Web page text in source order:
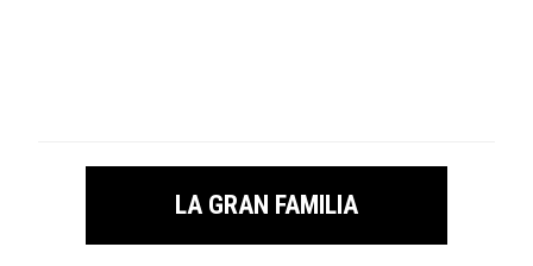
LA GRAN FAMILIA